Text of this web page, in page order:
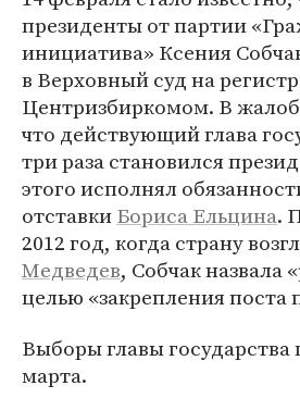
президенты от партии
инициатива» Ксения
в Верховный суд на
Центризбиркомом. В
что действующий глава
три раза становился
этого исполнял
отставкиБориса Ельцина.
2012 год, когда страну
Медведев, Собчак назвала
целью «закрепления поста
Выборы главы государства
марта.